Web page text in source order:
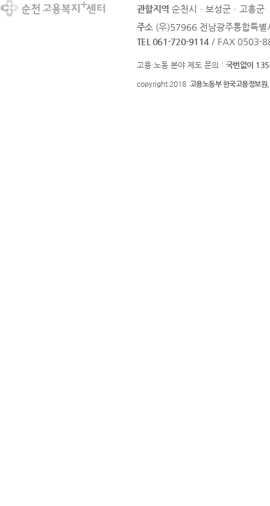
관할지역 순천시ㆍ보성군ㆍ고흥군
주소 (우)57966 전남광주통합특
TEL 061-720-9114 / FAX 0503-
고용·노동 분야 제도 문의 : 국번없이
copyright 2018 고용노동부 한국고용정보원.